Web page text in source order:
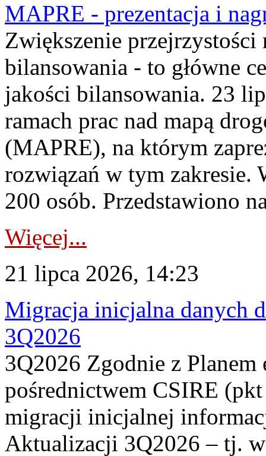
MAPRE - prezentacja i
Zwiększenie
bilansowania - to główne
jakości bilansowania. 23
ramach prac nad mapą
(MAPRE), na którym
rozwiązań w tym zakresie.
200 osób. Przedstawiono
Więcej...
21 lipca 2026, 14:23
Migracja inicjalna danych
3Q2026
3Q2026 Zgodnie z
pośrednictwem CSIRE
migracji inicjalnej
Aktualizacji 3Q2026 – tj.